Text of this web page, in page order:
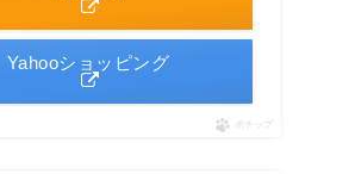
Yahooショッピング
ポチップ